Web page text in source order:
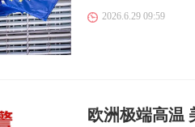
2026.6.29 09:59
欧洲极端高温